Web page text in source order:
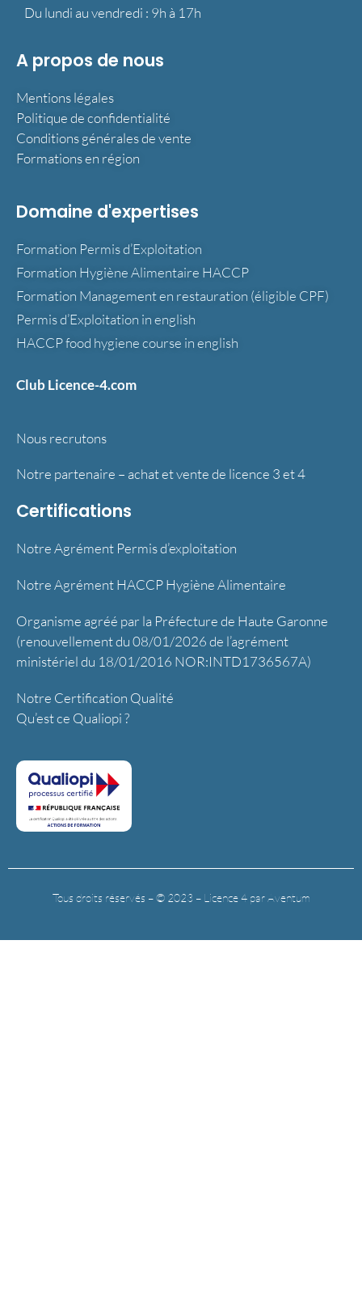
Du lundi au vendredi : 9h à 17h
A propos de nous
Mentions légales
Politique de confidentialité
Conditions générales de vente
Formations en région
Domaine d'expertises
Formation Permis d’Exploitation
Formation Hygiène Alimentaire HACCP
Formation Management en restauration (éligible CPF)
Permis d’Exploitation in english
HACCP food hygiene course in english
Club Licence-4.com
Nous recrutons
Notre partenaire – achat et vente de licence 3 et 4
Certifications
Notre Agrément Permis d’exploitation
Notre Agrément HACCP Hygiène Alimentaire
Organisme agréé par la Préfecture de Haute Garonne
(renouvellement du 08/01/2026 de l’agrément
ministériel du 18/01/2016 NOR:INTD1736567A)
Notre Certification Qualité
Qu’est ce Qualiopi ?
Tous droits réservés – © 2023 – Licence 4 par Aventum